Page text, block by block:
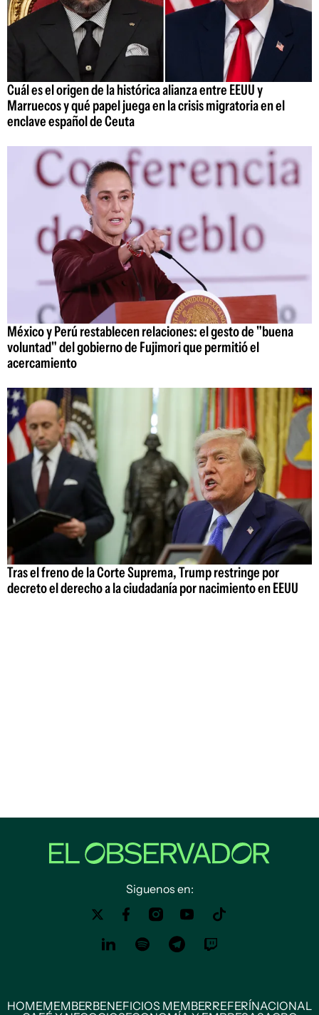
Cuál es el origen de la histórica alianza entre EEUU y
Marruecos y qué papel juega en la crisis migratoria en el
enclave español de Ceuta
México y Perú restablecen relaciones: el gesto de "buena
voluntad" del gobierno de Fujimori que permitió el
acercamiento
Tras el freno de la Corte Suprema, Trump restringe por
decreto el derecho a la ciudadanía por nacimiento en EEUU
Siguenos en:
HOMEMEMBERBENEFICIOS MEMBERREFERÍNACIONAL